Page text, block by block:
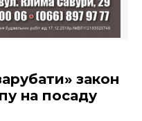
закон
на посаду